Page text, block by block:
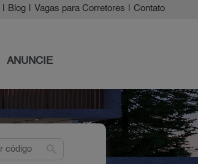
Blog Vagas para Corretores Contato
ANUNCIE
search